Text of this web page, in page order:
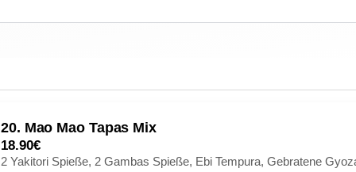
20. Mao Mao Tapas Mix
18.90€
2 Yakitori Spieße, 2 Gambas Spieße, Ebi Tempura, Gebratene